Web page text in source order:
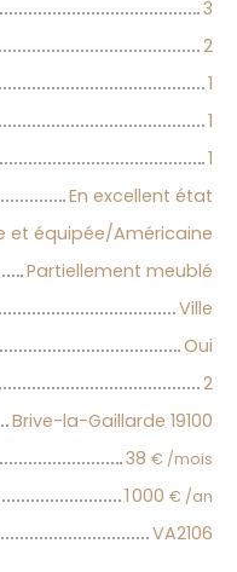
3
2
1
1
1
En excellent état
et équipée/Américaine
Partiellement meublé
Ville
Oui
2
Brive-la-Gaillarde 19100
38 € /mois
1 000 € /an
VA2106